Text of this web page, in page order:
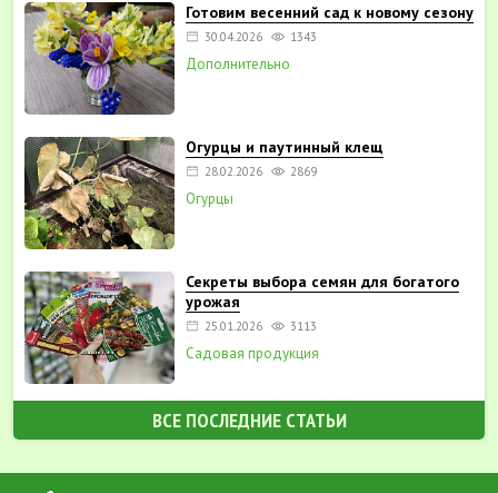
Готовим весенний сад к новому сезону
30.04.2026 1343
Дополнительно
Огурцы и паутинный клещ
28.02.2026 2869
Огурцы
Секреты выбора семян для богатого
урожая
25.01.2026 3113
Садовая продукция
ВСЕ ПОСЛЕДНИЕ СТАТЬИ